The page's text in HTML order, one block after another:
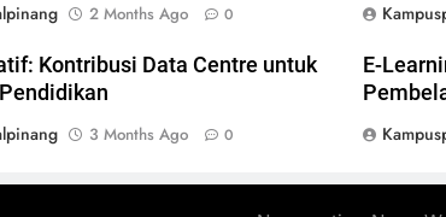
2 Months Ago 0
Kontribusi Data Centre untuk
3 Months Ago 0
E-